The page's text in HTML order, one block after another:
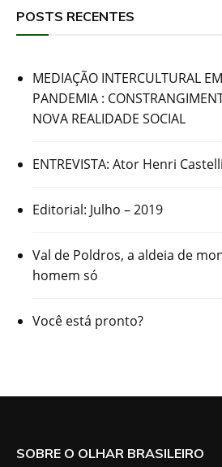
POSTS RECENTES
MEDIAÇÃO INTERCULTURAL
PANDEMIA :
NOVA REALIDADE SOCIAL
ENTREVISTA: Ator Henri Castelli
Editorial: Julho – 2019
Val de Poldros, a aldeia de
homem só
Você está pronto?
SOBRE O OLHAR BRASILEIRO